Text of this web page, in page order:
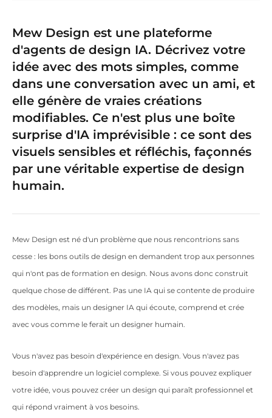
Mew Design est une plateforme
d'agents de design IA. Décrivez votre
idée avec des mots simples, comme
dans une conversation avec un ami, et
elle génère de vraies créations
modifiables. Ce n'est plus une boîte
surprise d'IA imprévisible : ce sont des
visuels sensibles et réfléchis, façonnés
par une véritable expertise de design
humain.
Mew Design est né d'un problème que nous rencontrions sans
cesse : les bons outils de design en demandent trop aux personnes
qui n'ont pas de formation en design. Nous avons donc construit
quelque chose de différent. Pas une IA qui se contente de produire
des modèles, mais un designer IA qui écoute, comprend et crée
avec vous comme le ferait un designer humain.
Vous n'avez pas besoin d'expérience en design. Vous n'avez pas
besoin d'apprendre un logiciel complexe. Si vous pouvez expliquer
votre idée, vous pouvez créer un design qui paraît professionnel et
qui répond vraiment à vos besoins.